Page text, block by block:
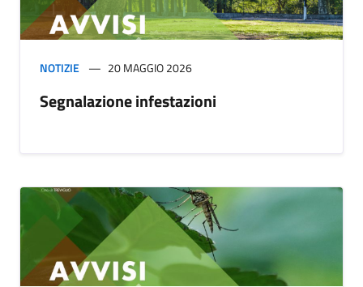
NOTIZIE 20 MAGGIO 2026
Segnalazione infestazioni